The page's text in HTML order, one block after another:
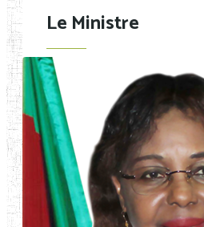
Demande de subvention
Le Ministre